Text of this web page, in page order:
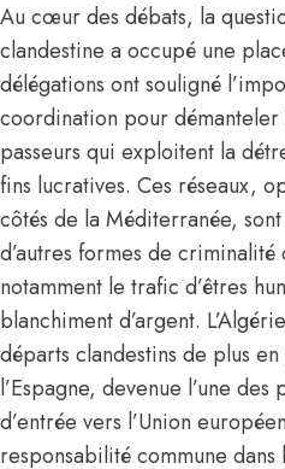
Au cœur des débats, la
clandestine a occupé une
délégations ont souligné
coordination pour démanteler
passeurs qui exploitent la
fins lucratives. Ces réseaux,
côtés de la Méditerranée,
d’autres formes de criminalité
notamment le trafic d’êtres
blanchiment d’argent.
départs clandestins de plus
l’Espagne, devenue l’une
d’entrée vers l’Union
responsabilité commune